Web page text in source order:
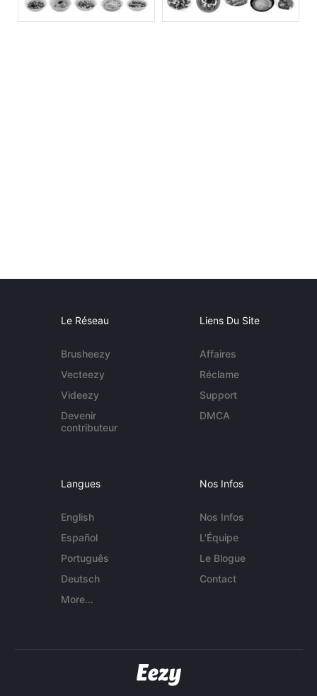
Le Réseau
Brusheezy
Vecteezy
Videezy
Devenir
contributeur
Liens Du Site
Affaires
Réclame
Support
DMCA
Langues
English
Español
Português
Deutsch
More...
Nos Infos
Nos Infos
L'Équipe
Le Blogue
Contact